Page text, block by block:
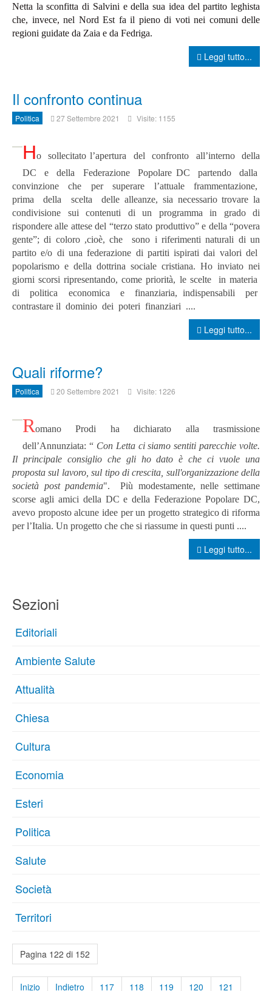
Netta la sconfitta di Salvini e della sua idea del partito leghista
che, invece, nel Nord Est fa il pieno di voti nei comuni delle
regioni guidate da Zaia e da Fedriga.
Leggi tutto...
Il confronto continua
Politica 27 Settembre 2021 Visite: 1155
Ho sollecitato l’apertura del confronto all’interno della
DC e della Federazione Popolare DC partendo dalla
convinzione che per superare l’attuale frammentazione,
prima della scelta delle alleanze, sia necessario trovare la
condivisione sui contenuti di un programma in grado di
rispondere alle attese del “terzo stato produttivo” e della “povera
gente”; di coloro ,cioè, che sono i riferimenti naturali di un
partito e/o di una federazione di partiti ispirati dai valori del
popolarismo e della dottrina sociale cristiana. Ho inviato nei
giorni scorsi ripresentando, come priorità, le scelte in materia
di politica economica e finanziaria, indispensabili per
contrastare il dominio dei poteri finanziari ....
Leggi tutto...
Quali riforme?
Politica 20 Settembre 2021 Visite: 1226
Romano Prodi ha dichiarato alla trasmissione
dell’Annunziata: “ Con Letta ci siamo sentiti parecchie volte.
Il principale consiglio che gli ho dato è che ci vuole una
proposta sul lavoro, sul tipo di crescita, sull'organizzazione della
società post pandemia". Più modestamente, nelle settimane
scorse agli amici della DC e della Federazione Popolare DC,
avevo proposto alcune idee per un progetto strategico di riforma
per l’Italia. Un progetto che che si riassume in questi punti ....
Leggi tutto...
Sezioni
Editoriali
Ambiente Salute
Attualità
Chiesa
Cultura
Economia
Esteri
Politica
Salute
Società
Territori
Pagina 122 di 152
Inizio Indietro 117 118 119 120 121